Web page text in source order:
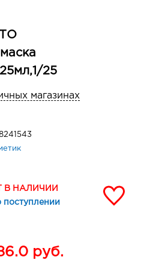
25
магазинах
В НАЛИЧИИ
руб.